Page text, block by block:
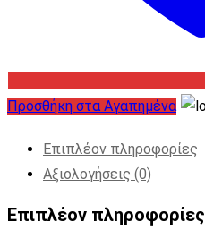
Προσθήκη στα Αγαπημένα
Επιπλέον πληροφορίες
Αξιολογήσεις (0)
Επιπλέον πληροφορίες